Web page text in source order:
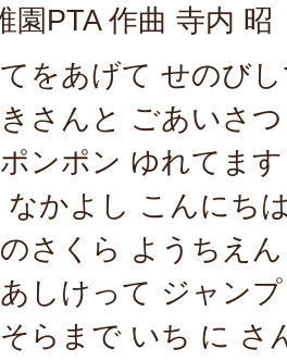
園PTA 作曲 寺内 昭
をあげて せのび
さんと ごあいさつ
ンポン ゆれてます
なかよし こんにち
さくら ようちえん
しけって ジャン
らまで いち に さ